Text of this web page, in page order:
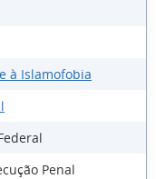
à Islamofobia
Penal